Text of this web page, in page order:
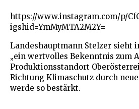
https://www.instagram.com/p/
igshid=YmMyMTA2M2Y=
Landeshauptmann Stelzer sieht
„ein wertvolles Bekenntnis zum
Produktionsstandort
Richtung Klimaschutz durch
werde so bestärkt.